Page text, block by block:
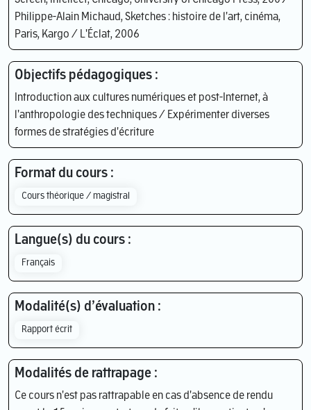
Philippe-Alain Michaud, Sketches : histoire de l'art, cinéma,
Paris, Kargo / L'Éclat, 2006
Objectifs pédagogiques :
Introduction aux cultures numériques et post-Internet, à
l'anthropologie des techniques / Expérimenter diverses
formes de stratégies d'écriture
Format du cours :
Cours théorique / magistral
Langue(s) du cours :
Français
Modalité(s) d’évaluation :
Rapport écrit
Modalités de rattrapage :
Ce cours n'est pas rattrapable en cas d'absence de rendu